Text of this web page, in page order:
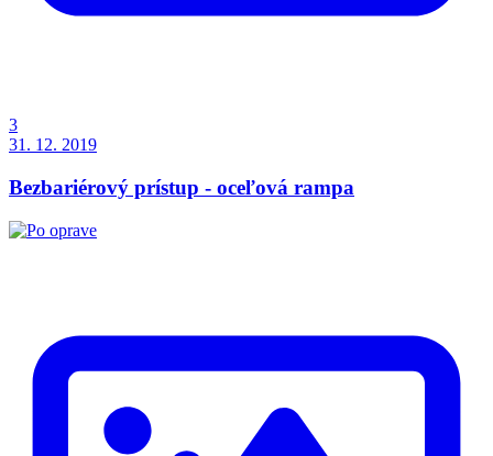
3
31. 12. 2019
Bezbariérový prístup - oceľová rampa